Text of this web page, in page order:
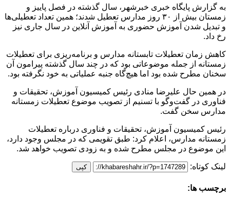
به گزارش پایگاه خبری خبرشهر، سال گذشته در فصل پاییز و
زمستان بیش از ۳۰ روز مدارس تعطیل شدند؛ همین تعداد تعطیلی‌ها
و تبدیل شدن آموزش حضوری به آموزش آنلاین در سال جاری نیز
رخ داد.
کاهش زمان تعطیلات تابستانه مدارس و برنامه‌ریزی برای تعطیلات
زمستانه از جمله موضوعاتی بود که در چند سال گذشته پیرامون آن
سخنان مطرح شده بود اما هیچ‌گاه جنبه عملیاتی به خود نگرفته بود.
در همین حال علیرضا منادی رئیس کمیسیون آموزش، تحقیقات و
فناوری در گفت‌وگو با تسنیم از تصویب موضوع تعطیلات زمستانه
مدارس سخن گفت.
رئیس کمیسیون آموزش، تحقیقات و فناوری درباره تعطیلات
زمستانه مدارس،‌ اعلام کرد: طبق تقویمی که در مجلس وجود دارد،
این موضوع در مجلس مطرح شده و به زودی تصویب خواهد شد.
لینک کوتاه: کپی
برچسب ها: